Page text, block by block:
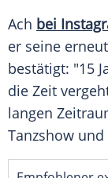
Ach bei
er seine
bestätigt: "15
die Zeit
langen
Tanzshow und